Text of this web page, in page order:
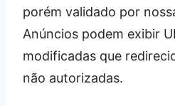
porém validado por
Anúncios podem exibir
modificadas que
não autorizadas.